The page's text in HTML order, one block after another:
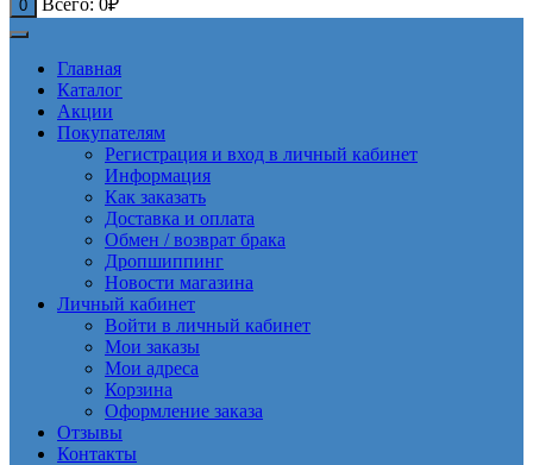
0 Всего: 0₽
Главная
Каталог
Акции
Покупателям
Регистрация и вход в личный кабинет
Информация
Как заказать
Доставка и оплата
Обмен / возврат брака
Дропшиппинг
Новости магазина
Личный кабинет
Войти в личный кабинет
Мои заказы
Мои адреса
Корзина
Оформление заказа
Отзывы
Контакты